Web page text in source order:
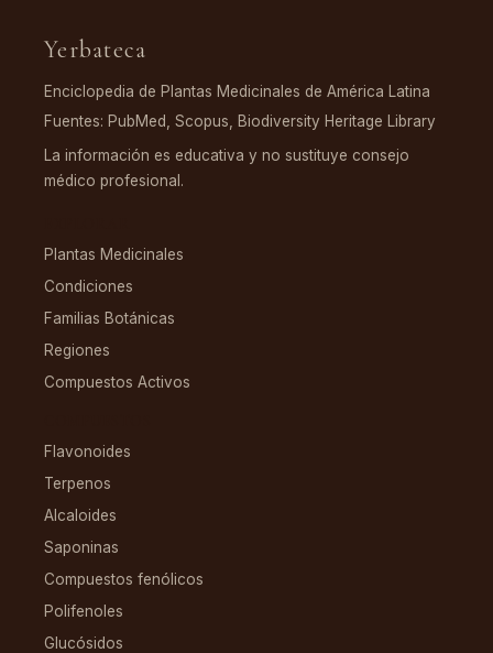
Yerbateca
Enciclopedia de Plantas Medicinales de América Latina
Fuentes: PubMed, Scopus, Biodiversity Heritage Library
La información es educativa y no sustituye consejo
médico profesional.
Plantas Medicinales
Condiciones
Familias Botánicas
Regiones
Compuestos Activos
Flavonoides
Terpenos
Alcaloides
Saponinas
Compuestos fenólicos
Polifenoles
Glucósidos